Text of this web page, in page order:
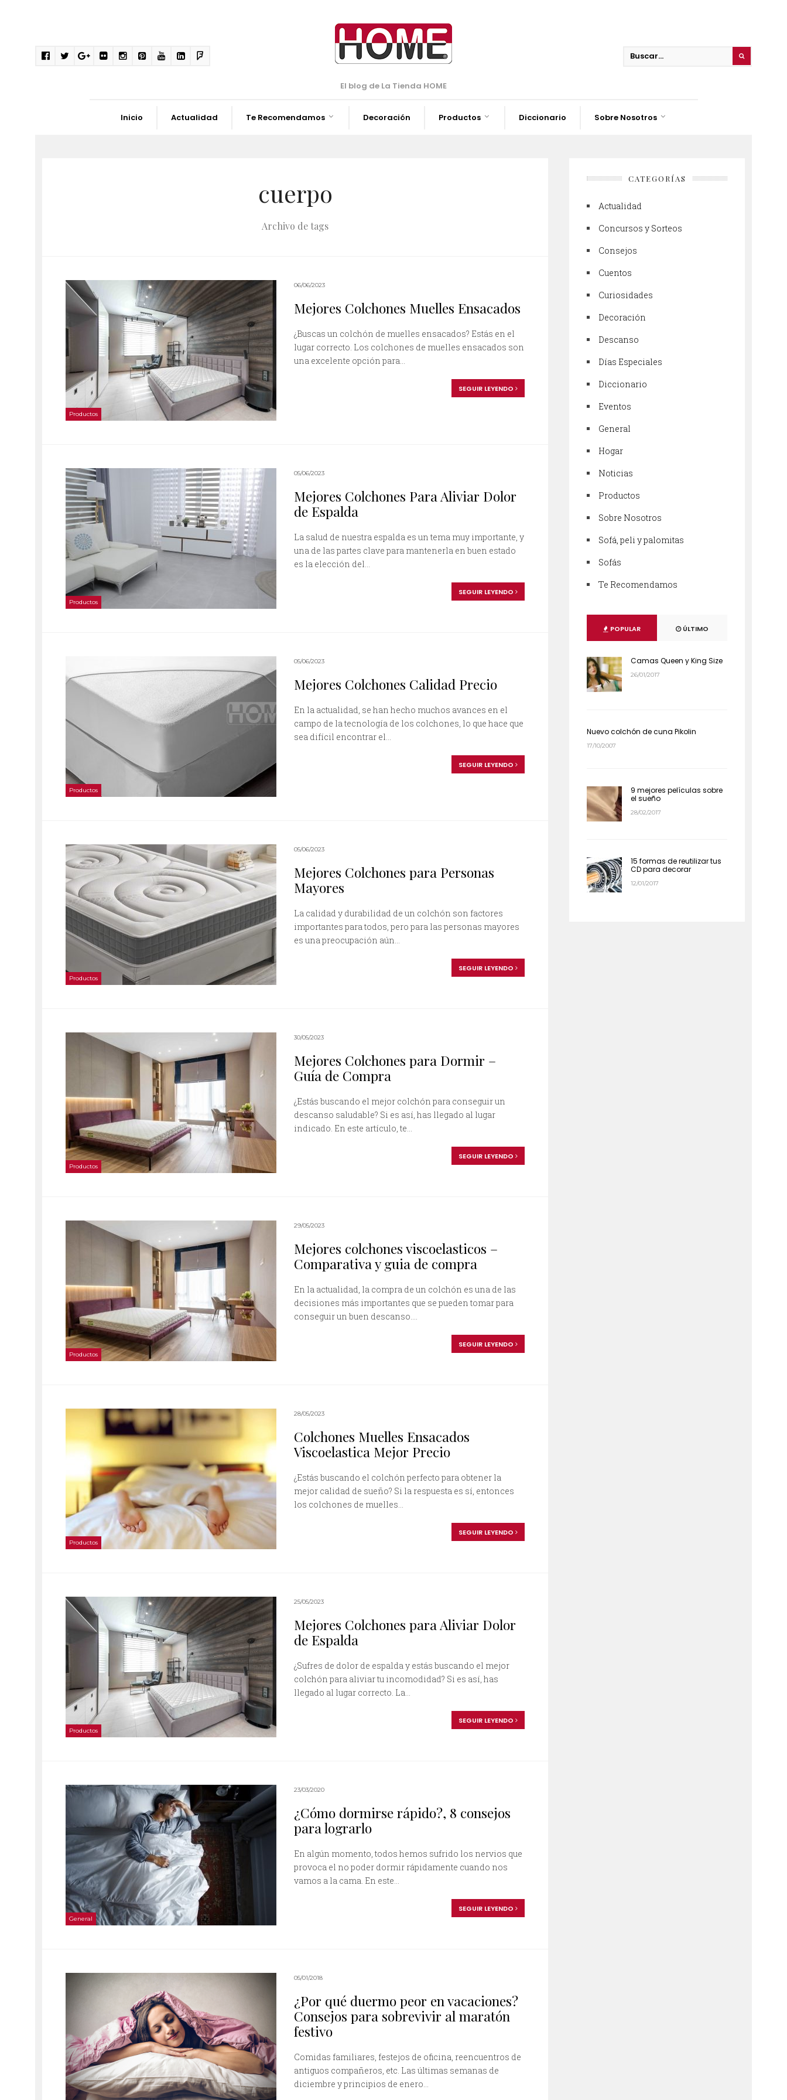
El blog de La Tienda HOME
Inicio Actualidad Te Recomendamos Decoración Productos Diccionario Sobre Nosotros
cuerpo
Archivo de tags
Productos
06/06/2023
Mejores Colchones Muelles Ensacados
¿Buscas un colchón de muelles ensacados? Estás en el
lugar correcto. Los colchones de muelles ensacados son
una excelente opción para...
SEGUIR LEYENDO
Productos
05/06/2023
Mejores Colchones Para Aliviar Dolor
de Espalda
La salud de nuestra espalda es un tema muy importante, y
una de las partes clave para mantenerla en buen estado
es la elección del...
SEGUIR LEYENDO
Productos
05/06/2023
Mejores Colchones Calidad Precio
En la actualidad, se han hecho muchos avances en el
campo de la tecnología de los colchones, lo que hace que
sea difícil encontrar el...
SEGUIR LEYENDO
Productos
05/06/2023
Mejores Colchones para Personas
Mayores
La calidad y durabilidad de un colchón son factores
importantes para todos, pero para las personas mayores
es una preocupación aún...
SEGUIR LEYENDO
Productos
30/05/2023
Mejores Colchones para Dormir –
Guía de Compra
¿Estás buscando el mejor colchón para conseguir un
descanso saludable? Si es así, has llegado al lugar
indicado. En este artículo, te...
SEGUIR LEYENDO
Productos
29/05/2023
Mejores colchones viscoelasticos –
Comparativa y guia de compra
En la actualidad, la compra de un colchón es una de las
decisiones más importantes que se pueden tomar para
conseguir un buen descanso....
SEGUIR LEYENDO
Productos
28/05/2023
Colchones Muelles Ensacados
Viscoelastica Mejor Precio
¿Estás buscando el colchón perfecto para obtener la
mejor calidad de sueño? Si la respuesta es sí, entonces
los colchones de muelles...
SEGUIR LEYENDO
Productos
25/05/2023
Mejores Colchones para Aliviar Dolor
de Espalda
¿Sufres de dolor de espalda y estás buscando el mejor
colchón para aliviar tu incomodidad? Si es así, has
llegado al lugar correcto. La...
SEGUIR LEYENDO
General
23/03/2020
¿Cómo dormirse rápido?, 8 consejos
para lograrlo
En algún momento, todos hemos sufrido los nervios que
provoca el no poder dormir rápidamente cuando nos
vamos a la cama. En este...
SEGUIR LEYENDO
05/01/2018
¿Por qué duermo peor en vacaciones?
Consejos para sobrevivir al maratón
festivo
Comidas familiares, festejos de oficina, reencuentros de
antiguos compañeros, etc. Las últimas semanas de
diciembre y principios de enero...
CATEGORÍAS
Actualidad
Concursos y Sorteos
Consejos
Cuentos
Curiosidades
Decoración
Descanso
Días Especiales
Diccionario
Eventos
General
Hogar
Noticias
Productos
Sobre Nosotros
Sofá, peli y palomitas
Sofás
Te Recomendamos
POPULAR ÚLTIMO
Camas Queen y King Size
26/01/2017
Nuevo colchón de cuna Pikolin
17/10/2007
9 mejores películas sobre
el sueño
28/02/2017
15 formas de reutilizar tus
CD para decorar
12/01/2017